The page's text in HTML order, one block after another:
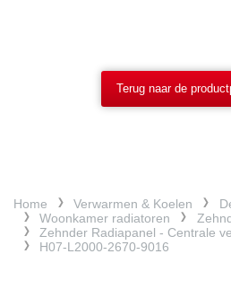
Terug naar de
Home Verwarmen & Koelen
Woonkamer radiatoren
Zehnder Radiapanel - Centrale
H07-L2000-2670-9016